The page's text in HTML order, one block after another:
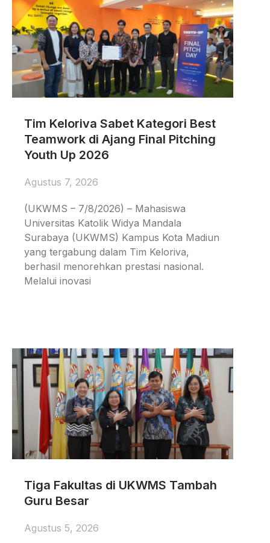
Tim Keloriva Sabet Kategori Best
Teamwork di Ajang Final Pitching
Youth Up 2026
Agustus 7, 2026
(UKWMS – 7/8/2026) – Mahasiswa
Universitas Katolik Widya Mandala
Surabaya (UKWMS) Kampus Kota Madiun
yang tergabung dalam Tim Keloriva,
berhasil menorehkan prestasi nasional.
Melalui inovasi
Tiga Fakultas di UKWMS Tambah
Guru Besar
Agustus 5, 2026